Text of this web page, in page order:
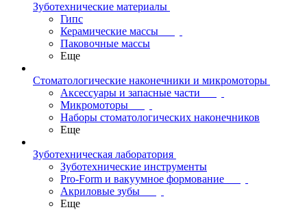
Зуботехнические материалы
Гипс
Керамические массы
Паковочные массы
Еще
Стоматологические наконечники и микромоторы
Аксессуары и запасные части
Микромоторы
Наборы стоматологических наконечников
Еще
Зуботехническая лаборатория
Зуботехнические инструменты
Pro-Form и вакуумное формование
Акриловые зубы
Еще